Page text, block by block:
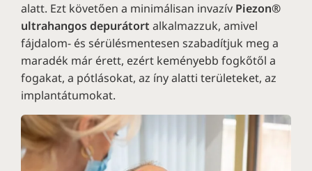
alatt. Ezt követően a minimálisan invazív Piezon®
ultrahangos depurátort alkalmazzuk, amivel
fájdalom- és sérülésmentesen szabadítjuk meg a
maradék már érett, ezért keményebb fogkőtől a
fogakat, a pótlásokat, az íny alatti területeket, az
implantátumokat.